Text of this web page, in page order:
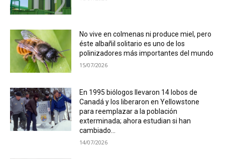
No vive en colmenas ni produce miel, pero
éste albañil solitario es uno de los
polinizadores más importantes del mundo
15/07/2026
En 1995 biólogos llevaron 14 lobos de
Canadá y los liberaron en Yellowstone
para reemplazar a la población
exterminada; ahora estudian si han
cambiado...
14/07/2026